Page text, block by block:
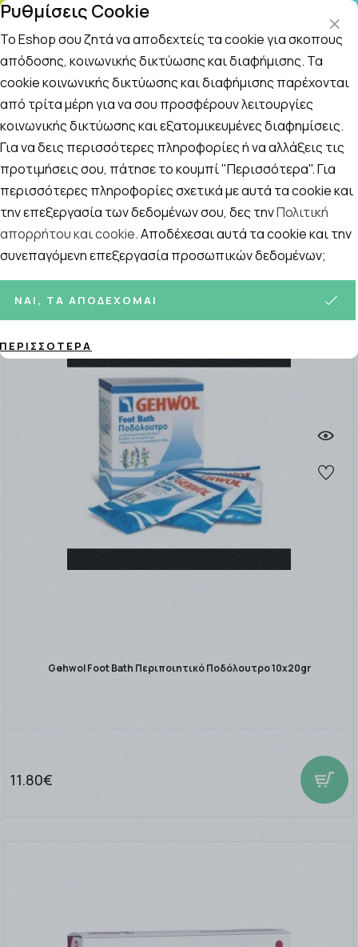
ΤΗΛΕΦΩΝΙΚΟ ΚΕΝΤΡΟ: Δευτ.-Παρασκευή 09:00-14:00 και Σάββατο
09:00-14:00
Αναζήτηση
Αρχική / ΚΑΛΛΥΝΤΙΚΑ / Περιποίηση Ποδιών /Πρησμένα
Πρησμένα Κουρασμένα Πόδια
Ταξινόμηση Προβολή
13ΠΡΟΪΌΝΤΑ
Gehwol Foot Bath Περιποιητικό Ποδόλουτρο 10x20gr
11.80€
Ρυθμίσεις Cookie
Το Eshop σου ζητά να αποδεχτείς τα cookie για σκοπούς
απόδοσης, κοινωνικής δικτύωσης και διαφήμισης. Τα
cookie κοινωνικής δικτύωσης και διαφήμισης παρέχονται
από τρίτα μέρη για να σου προσφέρουν λειτουργίες
κοινωνικής δικτύωσης και εξατομικευμένες διαφημίσεις.
Για να δεις περισσότερες πληροφορίες ή να αλλάξεις τις
προτιμήσεις σου, πάτησε το κουμπί "Περισσότερα". Για
περισσότερες πληροφορίες σχετικά με αυτά τα cookie και
την επεξεργασία των δεδομένων σου, δες τηνΠολιτική
απορρήτου και cookie. Αποδέχεσαι αυτά τα cookie και την
συνεπαγόμενη επεξεργασία προσωπικών δεδομένων;
ΝΑΙ, ΤΑ ΑΠΟΔΈΧΟΜΑΙ
ΠΕΡΙΣΣΌΤΕΡΑ